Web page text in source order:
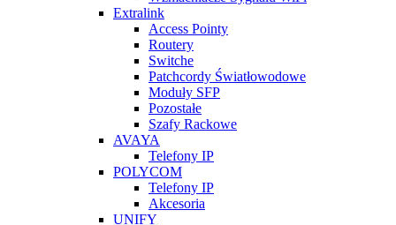
Extralink
Access Pointy
Routery
Switche
Patchcordy Światłowodowe
Moduły SFP
Pozostałe
Szafy Rackowe
AVAYA
Telefony IP
POLYCOM
Telefony IP
Akcesoria
UNIFY